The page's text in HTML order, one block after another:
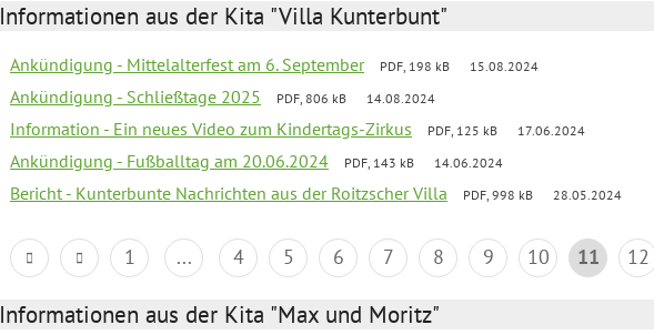
Informationen aus der Kita "Villa Kunterbunt"
Ankündigung - Mittelalterfest am 6. September PDF, 198 kB 15.08.2024
Ankündigung - Schließtage 2025 PDF, 806 kB 14.08.2024
Information - Ein neues Video zum Kindertags-Zirkus PDF, 125 kB 17.06.2024
Ankündigung - Fußballtag am 20.06.2024 PDF, 143 kB 14.06.2024
Bericht - Kunterbunte Nachrichten aus der Roitzscher Villa PDF, 998 kB 28.05.2024
1 ... 4 5 6 7 8 9 10 11 12
Informationen aus der Kita "Max und Moritz"